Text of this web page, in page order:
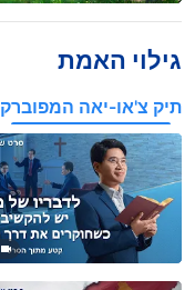
גילוי האמת
תיק צ'או-יאה המפוברק